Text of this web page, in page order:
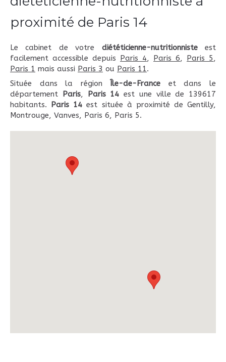
proximité de Paris 14
Le cabinet de votre diététicienne-nutritionnisteest
facilement accessible depuis
Paris 4, Paris 6, Paris 5,
Paris 1 mais aussi Paris 3 ou Paris 11.
Située dans la région
Île-de-France et dans le
département
Paris, Paris 14 est une ville de 139617
habitants.
Paris 14 est située à proximité de Gentilly,
Montrouge, Vanves, Paris 6, Paris 5.